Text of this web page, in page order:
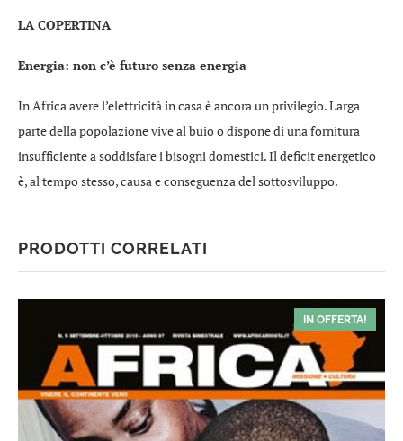
LA COPERTINA
Energia: non c’è futuro senza energia
In Africa avere l’elettricità in casa è ancora un privilegio. Larga
parte della popolazione vive al buio o dispone di una fornitura
insufficiente a soddisfare i bisogni domestici. Il deficit energetico
è, al tempo stesso, causa e conseguenza del sottosviluppo.
PRODOTTI CORRELATI
IN OFFERTA!